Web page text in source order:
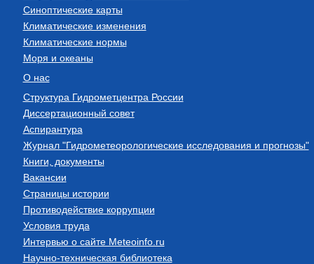
Синоптические карты
Климатические изменения
Климатические нормы
Моря и океаны
О нас
Структура Гидрометцентра России
Диссертационный совет
Аспирантура
Журнал "Гидрометеорологические исследования и прогнозы"
Книги, документы
Вакансии
Страницы истории
Противодействие коррупции
Условия труда
Интервью о сайте Meteoinfo.ru
Научно-техническая библиотека